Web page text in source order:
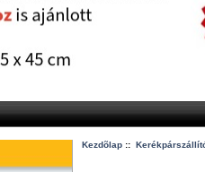
Kezdõlap ::